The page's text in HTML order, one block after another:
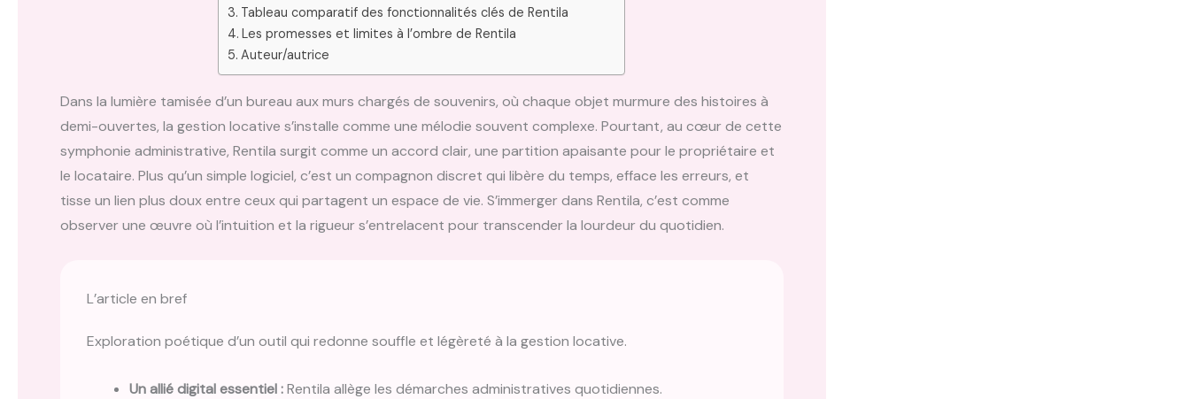
Tableau comparatif des fonctionnalités clés de Rentila
Les promesses et limites à l’ombre de Rentila
Auteur/autrice
Dans la lumière tamisée d’un bureau aux murs chargés de souvenirs, où chaque objet murmure des histoires à
demi-ouvertes, la gestion locative s’installe comme une mélodie souvent complexe. Pourtant, au cœur de cette
symphonie administrative, Rentila surgit comme un accord clair, une partition apaisante pour le propriétaire et
le locataire. Plus qu’un simple logiciel, c’est un compagnon discret qui libère du temps, efface les erreurs, et
tisse un lien plus doux entre ceux qui partagent un espace de vie. S’immerger dans Rentila, c’est comme
observer une œuvre où l’intuition et la rigueur s’entrelacent pour transcender la lourdeur du quotidien.
L’article en bref
Exploration poétique d’un outil qui redonne souffle et légèreté à la gestion locative.
Un allié digital essentiel :Rentila allège les démarches administratives quotidiennes.